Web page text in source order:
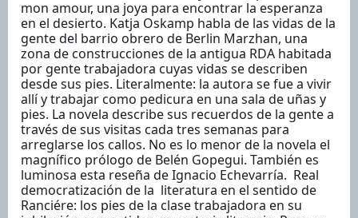
mon amour, una joya para encontrar la esperanza
en el desierto. Katja Oskamp habla de las vidas de la
gente del barrio obrero de Berlin Marzhan, una
zona de construcciones de la antigua RDA habitada
por gente trabajadora cuyas vidas se describen
desde sus pies. Literalmente: la autora se fue a vivir
allí y trabajar como pedicura en una sala de uñas y
pies. La novela describe sus recuerdos de la gente a
través de sus visitas cada tres semanas para
arreglarse los callos. No es lo menor de la novela el
magnífico prólogo de Belén Gopegui. También es
luminosa esta reseña de Ignacio Echevarría.  Real
democratización de la  literatura en el sentido de
Ranciére: los pies de la clase trabajadora en su